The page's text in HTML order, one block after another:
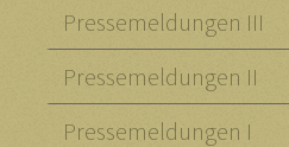
Pressemeldungen III
Pressemeldungen II
Pressemeldungen I